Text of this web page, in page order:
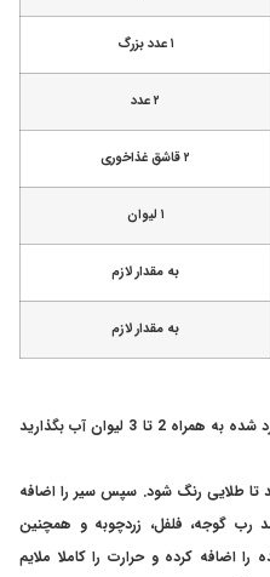
۱ عدد بزرگ
۲ عدد
۲ قاشق غذاخوری
۱ لیوان
به مقدار لازم
به مقدار لازم
ابتدا عدس‌ها را با سیب زمینی خرد شده به همراه 2 تا 3 لیوان آب بگذارید
تا طلایی رنگ شود. سپس سیر را اضافه
رب گوجه، فلفل، زردچوبه و همچنین
اضافه کرده و حرارت را کاملا ملایم